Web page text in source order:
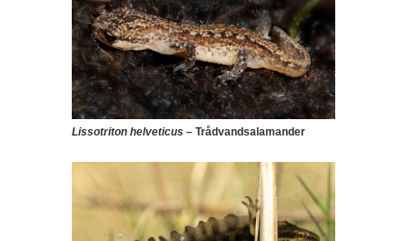
Lissotriton helveticus – Trådvandsalamander